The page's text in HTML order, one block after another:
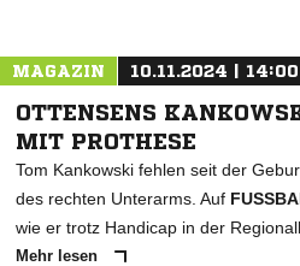
MAGAZIN 10.11.2024 | 14:00
OTTENSENS
MIT PROTHESE
Tom Kankowski fehlen seit der
des rechten Unterarms. Auf
wie er trotz Handicap in der
Mehr lesen